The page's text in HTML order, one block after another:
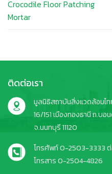
Crocodile Floor Patching
Mortar
ติดต่อเรา
มูลนิธิสถาบันสิ่งแวดล้อมไ
16/151 เมืองทองธานี ถ.บ
จ.นนทบุรี 11120
โทรศัพท์ 0-2503-3333 ต่
โทรสาร 0-2504-4826